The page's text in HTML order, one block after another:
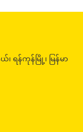
ရန်ကုန်မြို့၊ မြန်မာ